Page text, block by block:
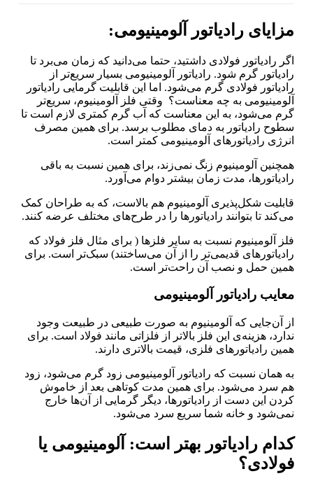
مزایای رادیاتور آلومینیومی:
اگر رادیاتور فولادی داشتید، حتما می‌دانید که زمان می‌برد تا
رادیاتور گرم شود. رادیاتور آلومینیومی بسیار سریع‌تر از
رادیاتور فولادی گرم می‌شود. اما این قابلیت گرمایی رادیاتور
آلومینیومی به چه معناست؟ وقتی فلز آلومینیوم، سریع‌تر
گرم می‌شود، به این معناست که آب گرم کمتری لازم است تا
سطوح رادیاتور به دمای مطلوب برسد. برای همین مصرف
انرژی رادیاتورهای آلومینیومی کمتر است.
همچنین آلومینیوم زنگ نمی‌زند، برای همین نسبت به باقی
رادیاتورها، مدت زمان بیشتر دوام می‌آورد.
قابلیت شکل‌پذیری آلومینیوم هم بالاست، که به طراحان کمک
می‌کند تا بتوانند رادیاتورها را در طرح‌های مختلف عرضه کنند.
فلز آلومینیوم نسبت به سایر فلزها ( برای مثال فلز فولاد که
رادیاتورهای قدیمی‌تر را از آن می‌ساختند) سبک‌تر است. برای
همین حمل و نصب آن راحت‌تر است.
معایب رادیاتور آلومینیومی
از آن‌جایی که آلومینیوم به صورت طبیعی در طبیعت وجود
ندارد، هزینه‌ی این فلز بالاتر از فلزاتی مانند فولاد است. برای
همین رادیاتورهای فلزی، قیمت‎ بالاتری دارند.
به همان نسبت که رادیاتور آلومینیومی زود گرم می‌شود، زود
هم سرد می‌شود. برای همین مدت کوتاهی بعد از خاموش
کردن این دست از رادیاتورها، دیگر گرمایی از آن‌ها خارج
نمی‌شود و خانه شما سریع سرد می‌شود.
کدام رادیاتور بهتر است: آلومینیومی یا
فولادی؟